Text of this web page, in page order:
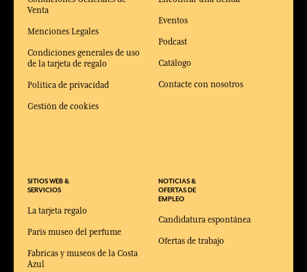
Venta
Menciones Legales
Condiciones generales de uso
de la tarjeta de regalo
Política de privacidad
Gestión de cookies
SITIOS WEB &
SERVICIOS
La tarjeta regalo
Paris museo del perfume
Fabricas y museos de la Costa
Azul
Eventos
Podcast
Catálogo
Contacte con nosotros
NOTICIAS &
OFERTAS DE
EMPLEO
Candidatura espontánea
Ofertas de trabajo